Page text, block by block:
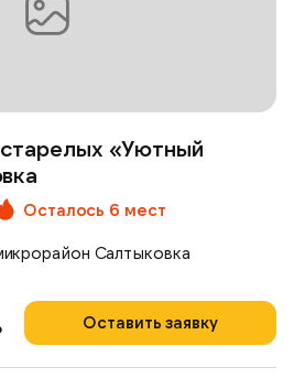
«Уютный
Осталось 6 мест
Салтыковка
Оставить заявку